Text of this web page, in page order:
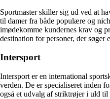
Sportmaster skiller sig ud ved at
til damer fra både populære og
imødekomme kundernes krav og
destination for personer, der
Intersport
Intersport er en international
verden. De er specialiseret inden
også et udvalg af striktrøjer i uld til